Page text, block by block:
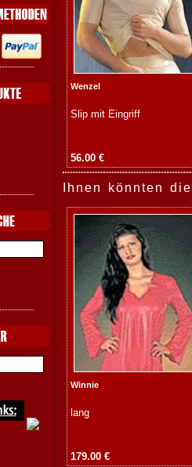
Wenzel
Slip mit Eingriff
56.00 €
Ihnen könnten
Winnie
lang
179.00 €